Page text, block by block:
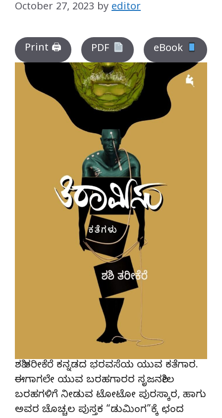
October 27, 2023 by editor
Print 🖨 PDF eBook
ಶಶಿ ತರೀಕೆರೆ ಕನ್ನಡದ ಭರವಸೆಯ ಯುವ ಕತೆಗಾರ.
ಈಗಾಗಲೇ ಯುವ ಬರಹಗಾರರ ಸೃಜನಶೀಲ
ಬರಹಗಳಿಗೆ ನೀಡುವ ಟೋಟೋ ಪುರಸ್ಕಾರ, ಹಾಗು
ಅವರ ಚೊಚ್ಚಲ ಪುಸ್ತಕ “ಡುಮಿಂಗ”ಕ್ಕೆ ಛಂದ